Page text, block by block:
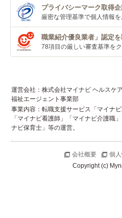
プライバシーマーク取得
厳密な管理基準で個人情報を
職業紹介優良業者」 認定
78項目の厳しい審査基準を
運営会社：株式会社マイナビ ヘルスケ
福祉エージェント事業部
事業内容：転職支援サービス「マイナ
「マイナビ看護師」「マイナビ介護職
ナビ保育士」等の運営。
会社概要
個
Copyright (c)